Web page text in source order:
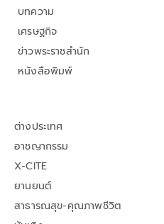
บทความ
เศรษฐกิจ
ข่าวพระราชสำนัก
หนังสือพิมพ์
ต่างประเทศ
อาชญากรรม
X-CITE
ยานยนต์
สาธารณสุข-คุณภาพชีวิต